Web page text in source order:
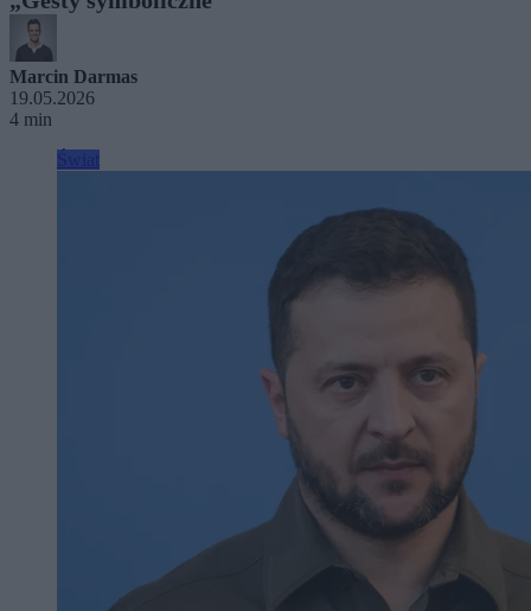
Marcin Darmas
19.05.2026
4 min